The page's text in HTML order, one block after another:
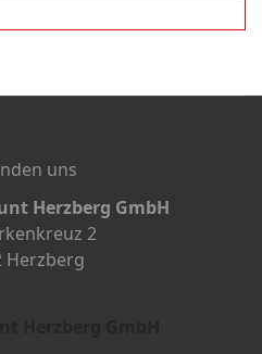
uns
Herzberg GmbH
2
Herzberg